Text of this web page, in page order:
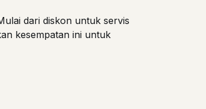
dari diskon untuk servis
kesempatan ini untuk